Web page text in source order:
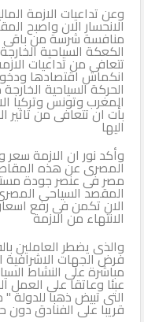
وعن تداعيات الازمة
الانحسار الان واصبح
منافسة شرسة من باقى
الكعكة السياحية
تتعافى من تداعيات
انكماش اقتصادها
الحركة السياحية
المغرب وتونس وتركيا
بأت ان تتعافى من تاثير
اليها
وأكد نور ان الازمة
المصرى عن هذه
مصر فى عنصر جودة
المقصد السياحى
الان تكمن فى رفع
الانتهاء من الازمة
والذى يضطر العاملين
فرض الجهات الاشرافية
مباشرة على النشاط
عبئا وعاتقا على
التى تبيض ذهبا للدولة
قريبا على الفنادق